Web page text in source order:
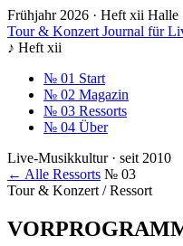
Frühjahr 2026 · Heft xii Halle
Tour & Konzert Journal für
♪ Heft xii
№ 01 Start
№ 02 Magazin
№ 03 Ressorts
№ 04 Über
Live-Musikkultur · seit 2010
← Alle Ressorts № 03
Tour & Konzert / Ressort